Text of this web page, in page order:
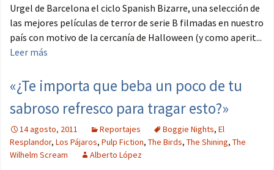
Urgel de Barcelona el ciclo Spanish Bizarre, una selección de
las mejores películas de terror de serie B filmadas en nuestro
país con motivo de la cercanía de Halloween (y como aperit...
Leer más
«¿Te importa que beba un poco de tu
sabroso refresco para tragar esto?»
14 agosto, 2011 Reportajes Boggie Nights, El
Resplandor, Los Pájaros, Pulp Fiction, The Birds, The Shining, The
Wilhelm Scream
Alberto López